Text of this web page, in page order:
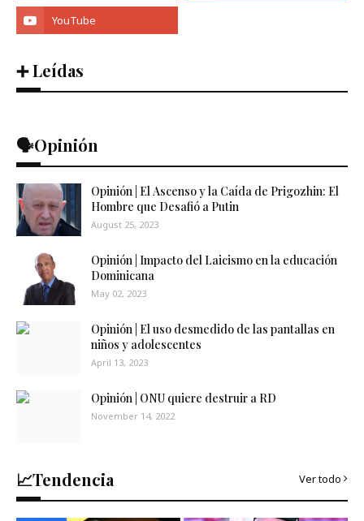
➕ Leídas
🗣️Opinión
Opinión | El Ascenso y la Caída de Prigozhin: El
Hombre que Desafió a Putin
August 25, 2023
Opinión | Impacto del Laicismo en la educación
Dominicana
May 02, 2023
Opinión | El uso desmedido de las pantallas en
niños y adolescentes
April 13, 2023
Opinión | ONU quiere destruir a RD
November 14, 2022
📈Tendencia Ver todo